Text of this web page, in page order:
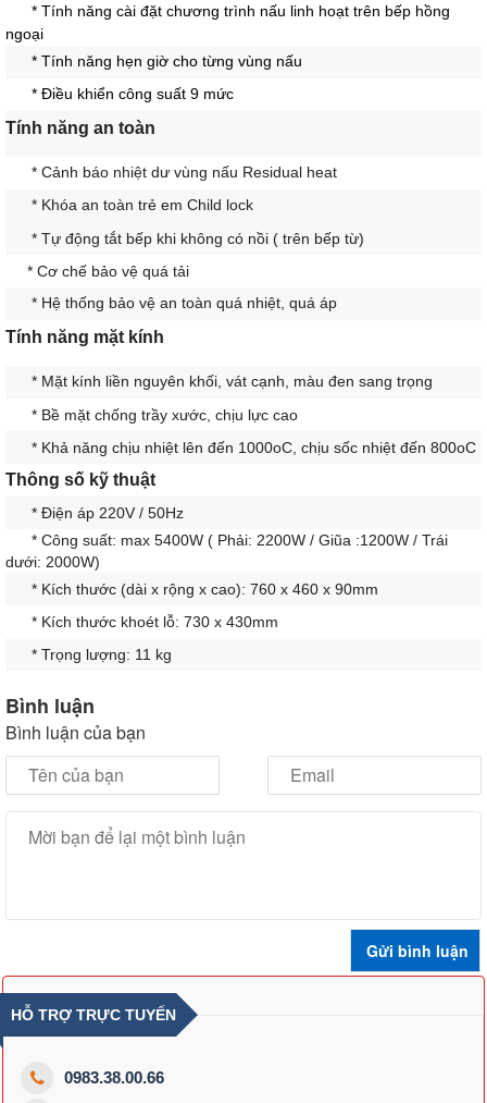
* Tính năng cài đặt chương trình nấu linh hoạt trên bếp hồng
ngoại
* Tính năng hẹn giờ cho từng vùng nấu
* Điều khiển công suất 9 mức
Tính năng an toàn
* Cảnh báo nhiệt dư vùng nấu Residual heat
* Khóa an toàn trẻ em Child lock
* Tự động tắt bếp khi không có nồi ( trên bếp từ)
* Cơ chế bảo vệ quá tải
* Hệ thống bảo vệ an toàn quá nhiệt, quá áp
Tính năng mặt kính
* Mặt kính liền nguyên khối, vát cạnh, màu đen sang trọng
* Bề mặt chống trầy xước, chịu lực cao
* Khả năng chịu nhiệt lên đến 1000oC, chịu sốc nhiệt đến 800oC
Thông số kỹ thuật
* Điện áp 220V / 50Hz
* Công suất: max 5400W ( Phải: 2200W / Giũa :1200W / Trái
dưới: 2000W)
* Kích thước (dài x rộng x cao): 760 x 460 x 90mm
* Kích thước khoét lỗ: 730 x 430mm
* Trọng lượng: 11 kg
Bình luận
Bình luận của bạn
HỖ TRỢ TRỰC TUYẾN
0983.38.00.66